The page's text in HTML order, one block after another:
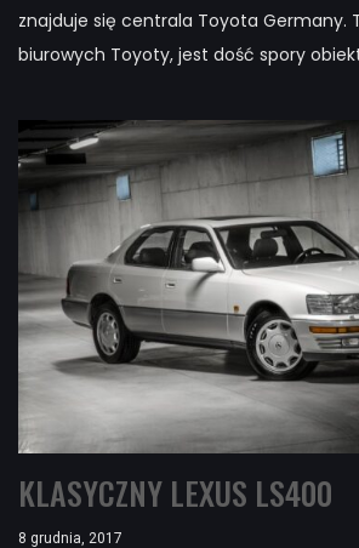
znajduje się centrala Toyota Germany.
biurowych Toyoty, jest dość spory
KLASYCZNY LEXUS LS400
8 grudnia, 2017